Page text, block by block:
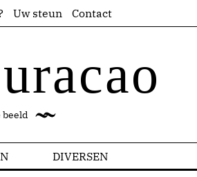
Uw steun Contact
beeld
DIVERSEN